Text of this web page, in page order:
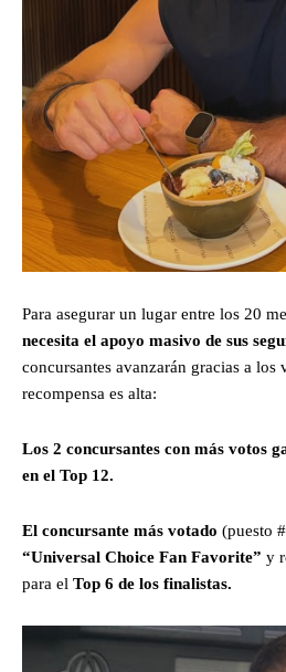
Para asegurar un lugar entre los 20
necesita el apoyo masivo de sus
concursantes avanzarán gracias a los
recompensa es alta:
Los 2 concursantes con más votos
en el Top 12.
El concursante más votado (puesto
“Universal Choice Fan Favorite” y
para el Top 6 de los finalistas.